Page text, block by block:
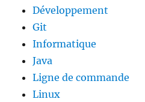
Développement
Git
Informatique
Java
Ligne de commande
Linux